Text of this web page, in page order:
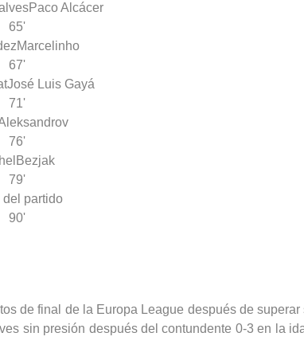
Paco Alcácer
65'
Marcelinho
67'
José Luis Gayá
71'
76'
Bezjak
79'
del partido
90'
de final de la Europa League después de
sin presión después del contundente 0-3 en la